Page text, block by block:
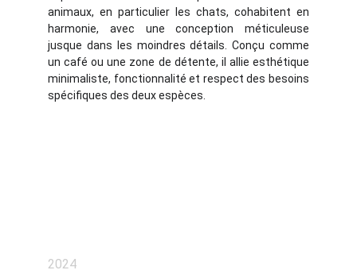
animaux, en particulier les chats, cohabitent en
harmonie, avec une conception méticuleuse
jusque dans les moindres détails. Conçu comme
un café ou une zone de détente, il allie esthétique
minimaliste, fonctionnalité et respect des besoins
spécifiques des deux espèces.
2024